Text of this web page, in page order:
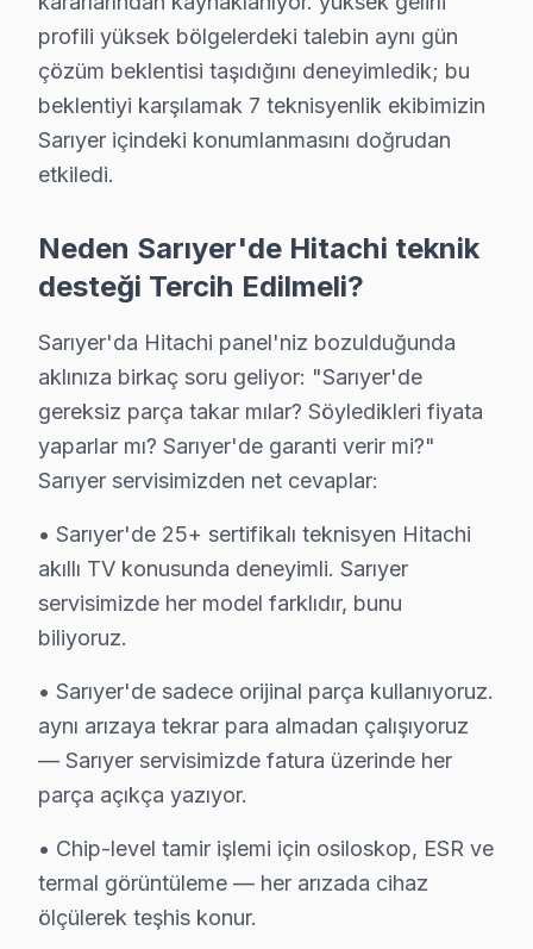
Sarıyer × Hitachi: Yerel İçerik ve Deneyim
Hitachi VA Panel teknolojisinin Sarıyer koşullarındaki
Güç yönetimi devresi ikinci kritik noktayı oluşturuyor.
söz konusu model IPS panel mimarisinde ise piksel
Kapıda beş dakikalık görsel ve osiloskop incelemesi
Bu hikayenin olağan olması, Sarıyer'de 11 yıllık
11 yıllık Sarıyer servis arşivi, bu marka televizyon
Güncel tablo şu: aylık 82 başvurunun %30'i Güç
Memnuniyet verisi yıllar içinde bir iyileşme hikayesi
Sarıyer müşterilerine sunduğumuz Hitachi servis
İkinci ilke — Onaysız başlamama: Kesin teklif, müşteri
Dördüncü ilke — Garanti dahil fiyat: İşçilik garantisi
Sarıyer'deki bu TV servis hacmi takvim boyunca beş
İkinci pik — Mart sonu: Bahar temizliği sırasında
Üçüncü pik — Haziran: Ramazan Bayramı ve yaz
Beşinci pik — Kasım: Alışveriş sezonu
Sarıyer'de bu cihaz servisiyle kurulan güven ilişkisini
Ticari güven: Fiyat şeffaflığı, faturada parça detayı,
İlişkisel güven: 11 yıl boyunca Sarıyer'de kurulan
Sarıyer'nin karma yapılaşmalı ağırlıklı konut
Komşu ilçelerle karşılaştırıldığında Sarıyer'nin
profili yüksek bölgelerdeki talebin aynı gün
çözüm beklentisi taşıdığını deneyimledik; bu
beklentiyi karşılamak 7 teknisyenlik ekibimizin
Sarıyer içindeki konumlanmasını doğrudan
etkiledi.
Neden Sarıyer'de Hitachi teknik
desteği Tercih Edilmeli?
Sarıyer'da Hitachi panel'niz bozulduğunda
aklınıza birkaç soru geliyor: "Sarıyer'de
gereksiz parça takar mılar? Söyledikleri fiyata
yaparlar mı? Sarıyer'de garanti verir mi?"
Sarıyer servisimizden net cevaplar:
• Sarıyer'de 25+ sertifikalı teknisyen Hitachi
akıllı TV konusunda deneyimli. Sarıyer
servisimizde her model farklıdır, bunu
biliyoruz.
• Sarıyer'de sadece orijinal parça kullanıyoruz.
aynı arızaya tekrar para almadan çalışıyoruz
— Sarıyer servisimizde fatura üzerinde her
parça açıkça yazıyor.
• Chip-level tamir işlemi için osiloskop, ESR ve
termal görüntüleme — her arızada cihaz
ölçülerek teşhis konur.